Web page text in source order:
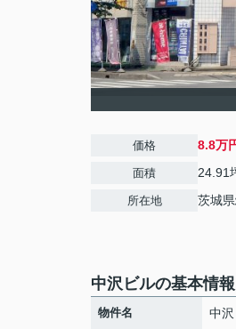
価格 8.8万
面積 24.91
所在地 茨城県
中沢ビルの基本情報
物件名 中